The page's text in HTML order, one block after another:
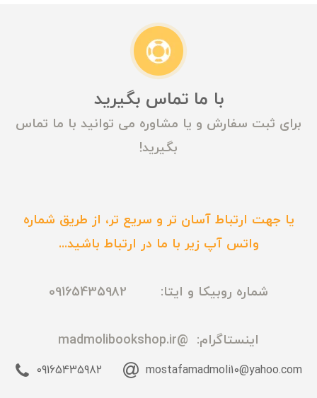
با ما تماس بگیرید
برای ثبت سفارش و یا مشاوره می توانید با ما تماس
بگیرید!
یا جهت ارتباط آسان تر و سریع تر، از طریق شماره
واتس آپ زیر با ما در ارتباط باشید...
شماره روبیکا و ایتا: 09165435982
اینستاگرام: @madmolibookshop.ir
mostafamadmoli10@yahoo.com
09165435982